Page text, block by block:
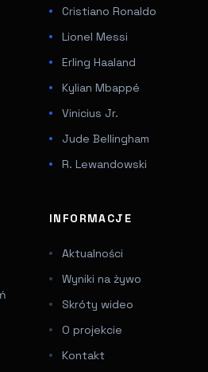
Cristiano Ronaldo
Lionel Messi
Erling Haaland
Kylian Mbappé
Vinicius Jr.
Jude Bellingham
R. Lewandowski
INFORMACJE
Aktualności
Wyniki na żywo
Skróty wideo
O projekcie
Kontakt